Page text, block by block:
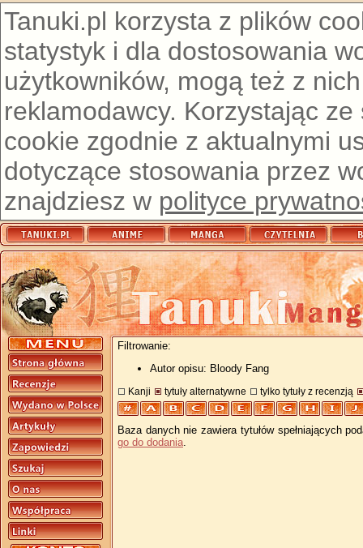
Tanuki.pl korzysta z plików
statystyk i dla dostosowania
użytkowników, mogą też z
reklamodawcy. Korzystając
cookie zgodnie z aktualnymi
dotyczące stosowania przez
znajdziesz w polityce
Filtrowanie:
Autor opisu: Bloody Fang
Kanji tytuły alternatywne tylko tytuły z recenzją
Baza danych nie zawiera tytułów spełniających
go do dodania.